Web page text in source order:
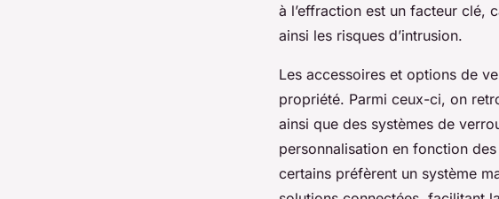
à l’effraction est un facteur clé,
ainsi les risques d’intrusion.
Les accessoires et options de
propriété. Parmi ceux-ci, on
ainsi que des systèmes de
personnalisation en fonction
certains préfèrent un système